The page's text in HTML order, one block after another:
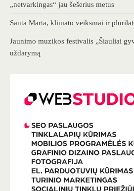
„netvarkingas“ jau šešerius metus
Santa Marta, klimato veiksmai ir
Jaunimo muzikos festivalis „Šiauliai
uždarymą